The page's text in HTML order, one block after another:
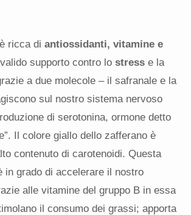
ricca di antiossidanti, vitamine e
supporto contro lo stress e la
a due molecole – il safranale e la
sul nostro sistema nervoso
di serotonina, ormone detto
Il colore giallo dello zafferano è
contenuto di carotenoidi. Questa
in grado di accelerare il nostro
alle vitamine del gruppo B in essa
il consumo dei grassi; apporta